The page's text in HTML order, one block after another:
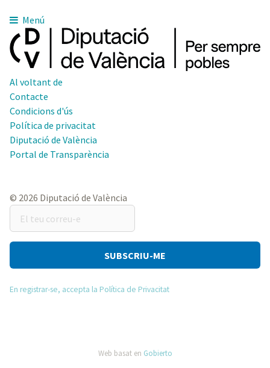
Menú
Al voltant de
Contacte
Condicions d'ús
Política de privacitat
Diputació de València
Portal de Transparència
© 2026 Diputació de València
teu
correu-
En registrar-se, accepta la Política de Privacitat
Web basat en Gobierto